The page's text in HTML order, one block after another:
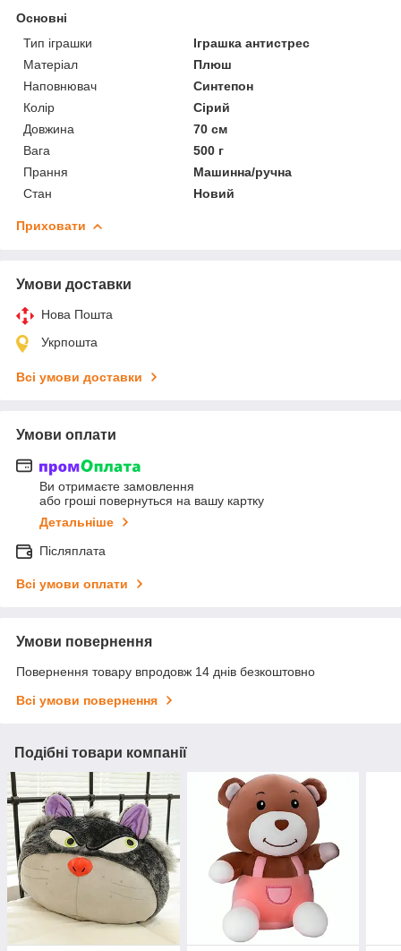
Основні
Тип іграшки
Іграшка антистрес
Матеріал
Плюш
Наповнювач
Синтепон
Колір
Сірий
Довжина
70 см
Вага
500 г
Прання
Машинна/ручна
Стан
Новий
Приховати
Умови доставки
Нова Пошта
Укрпошта
Всі умови доставки
Умови оплати
Ви отримаєте замовлення
або гроші повернуться на вашу картку
Детальніше
Післяплата
Всі умови оплати
Умови повернення
Повернення товару впродовж 14 днів безкоштовно
Всі умови повернення
Подібні товари компанії